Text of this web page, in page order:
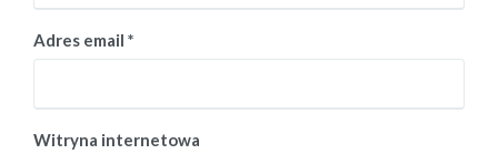
Adres email *
Witryna internetowa